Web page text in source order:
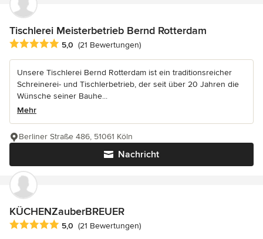
Tischlerei Meisterbetrieb Bernd Rotterdam
Durchschnittliche Bewertung: 5 von 5 Sternen
5,0 (21 Bewertungen)
Unsere Tischlerei Bernd Rotterdam ist ein traditionsreicher
Schreinerei- und Tischlerbetrieb, der seit über 20 Jahren die
Wünsche seiner Bauhe...
Mehr
Nachricht
Berliner Straße 486, 51061 Köln
KÜCHENZauberBREUER
Durchschnittliche Bewertung: 5 von 5 Sternen
5,0 (21 Bewertungen)